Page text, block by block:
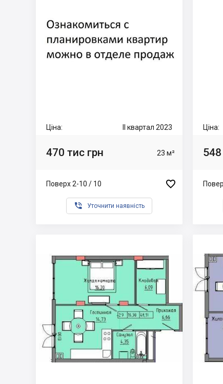
Ціна: II квартал 2023
470 тис грн 23 м²
Поверх 2-10 / 10 
 Уточнити наявність
Ціна:
548